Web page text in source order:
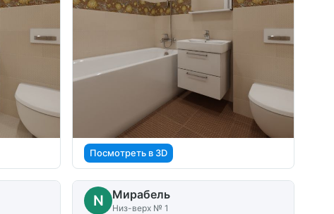
Посмотреть в 3D
N Мирабель
Низ-верх № 1